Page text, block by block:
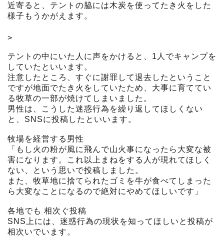
近寄ると、テントの脇には木炭を使ってたき火をした
様子もうかがえます。
>
テントの中にいた人に声をかけると、1人でキャンプを
していたといいます。
注意したところ、すぐに謝罪して退去したということ
ですが地面でたき火をしていたため、大事に育ててい
る牧草の一部が焼けてしまいました。
男性は、こうした迷惑行為を繰り返してほしくない
と、SNSに投稿したといいます。
牧場を経営する男性
「もし火の粉が風に飛んで山火事になったら大変な被
害になります。これ以上まねをする人が現れてほしく
ない、という思いで投稿しました。
また、牧草地に捨てられたゴミを牛が食べてしまった
ら大変なことになるので絶対にやめてほしいです」
各地でも 相次ぐ投稿
SNS上には、迷惑行為の現状を知ってほしいと投稿が
相次いでいます。